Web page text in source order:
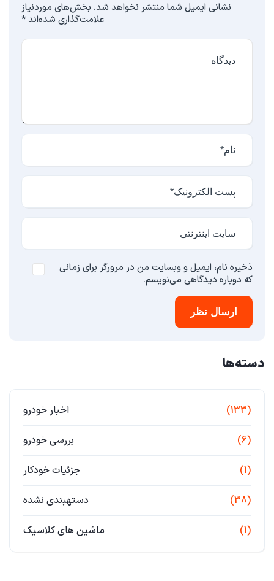
نشانی ایمیل شما منتشر نخواهد شد. بخش‌های موردنیاز
علامت‌گذاری شده‌اند*
ذخیره نام، ایمیل و وبسایت من در مرورگر برای زمانی
که دوباره دیدگاهی می‌نویسم.
ارسال نظر
دسته‌ها
اخبار خودرو (133)
بررسی خودرو (6)
جزئیات خودکار (1)
دستهبندی نشده (38)
ماشین های کلاسیک (1)